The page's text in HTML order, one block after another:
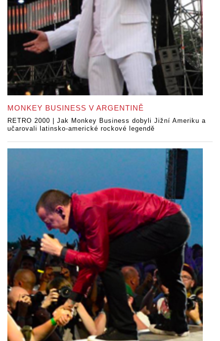
MONKEY BUSINESS V ARGENTINĚ
RETRO 2000 | Jak Monkey Business dobyli Jižní Ameriku a
učarovali latinsko-americké rockové legendě